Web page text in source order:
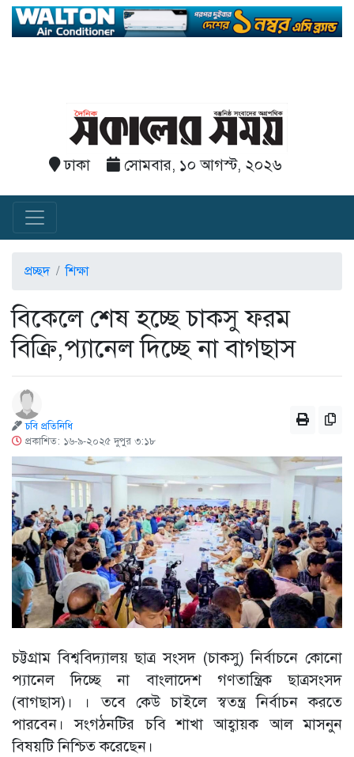
ঢাকা সোমবার, ১০ আগস্ট, ২০২৬
প্রচ্ছদ শিক্ষা
বিকেলে শেষ হচ্ছে চাকসু ফরম
বিক্রি,প্যানেল দিচ্ছে না বাগছাস
চবি প্রতিনিধি
প্রকাশিত: ১৬-৯-২০২৫ দুপুর ৩:১৮
চট্টগ্রাম বিশ্ববিদ্যালয় ছাত্র সংসদ (চাকসু) নির্বাচনে কোনো
প্যানেল দিচ্ছে না বাংলাদেশ গণতান্ত্রিক ছাত্রসংসদ
(বাগছাস)। । তবে কেউ চাইলে স্বতন্ত্র নির্বাচন করতে
পারবেন। সংগঠনটির চবি শাখা আহ্বায়ক আল মাসনুন
বিষয়টি নিশ্চিত করেছেন।